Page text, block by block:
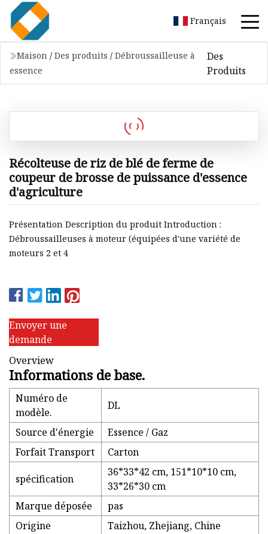
Français
Maison / Des produits / Débroussailleuse à
essence
Des
Produits
Récolteuse de riz de blé de ferme de
coupeur de brosse de puissance d'essence
d'agriculture
Présentation Description du produit Introduction :
Débroussailleuses à moteur (équipées d'une variété de
moteurs 2 et 4
Envoyer une
demande
Overview
Informations de base.
Numéro de
modèle.
DL
Source d'énergie
Essence / Gaz
Forfait Transport
Carton
spécification
36*33*42 cm, 151*10*10 cm,
33*26*30 cm
Marque déposée
pas
Origine
Taizhou, Zhejiang, Chine